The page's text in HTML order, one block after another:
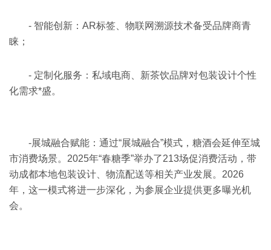
- 智能创新：AR标签、物联网溯源技术备受品牌商青
睐；
- 定制化服务：私域电商、新茶饮品牌对包装设计个性
化需求*盛。
-展城融合赋能：通过“展城融合”模式，糖酒会延伸至城
市消费场景。2025年“春糖季”举办了213场促消费活动，带
动成都本地包装设计、物流配送等相关产业发展。2026
年，这一模式将进一步深化，为参展企业提供更多曝光机
会。